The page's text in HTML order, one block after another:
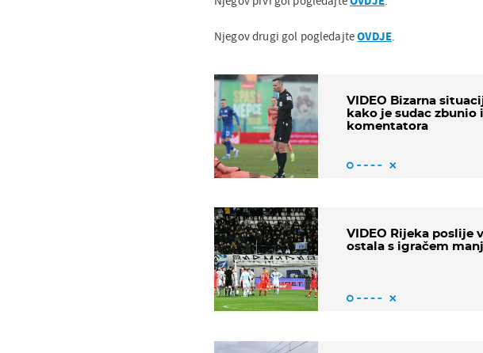
Njegov drugi gol pogledajteOVDJE.
VIDEO Bizarna
kako je sudac zbunio
komentatora
VIDEO Rijeka poslije
ostala s igračem